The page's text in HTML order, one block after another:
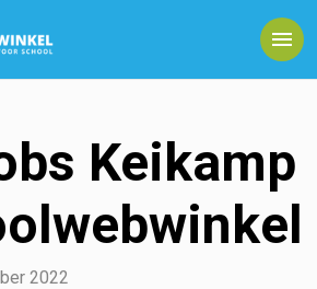
Keikamp
2022